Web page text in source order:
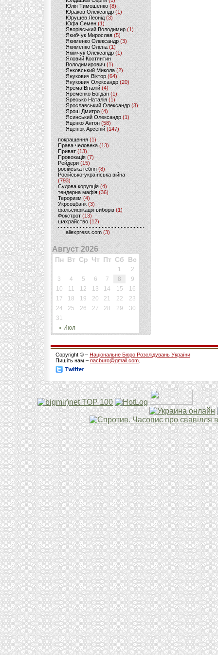
Юлія Тимошенко (8)
Юраков Олександр (1)
Юрушев Леонід (3)
Юфа Семен (1)
Яворівський Володимир (1)
Якибчук Мирослав (5)
Якименко Олександр (3)
Якименко Олена(1)
Якімчук Олександр (1)
Яловий Костянтин
Володимирович (1)
Янковський Микола(2)
Янукович Віктор (64)
Янукович Олександр(20)
Ярема Віталій(4)
Яременко Богдан(1)
Яресько Наталія(1)
Ярославський Олександр (3)
Ярош Дмитро (4)
Ясинський Олександр (1)
Яценко Антон(58)
Яценюк Арсеній (147)
покращення (1)
Права человека(13)
Приват (13)
Провокація (7)
Рейдери (15)
російська гебня (8)
Російсько-українська війна
(793)
Судова корупція (4)
тендерна мафія (36)
Тероризм (4)
Укрсоцбанк (3)
фальсифікація виборів (1)
Фокстрот(13)
шахрайство (12)
aliexpress.com (3)
Август 2026
Пн Вт Ср Чт Пт Сб Вс
« Июл
1
2
3
4 5 6 7 8
9
10
11 12 13 14 15
16
17
18 19 20 21 22
23
24
25 26 27 28 29
30
31
Copyright © – Національне Бюро Розслідувань України
Пишіть нам – nacburo@gmail.com